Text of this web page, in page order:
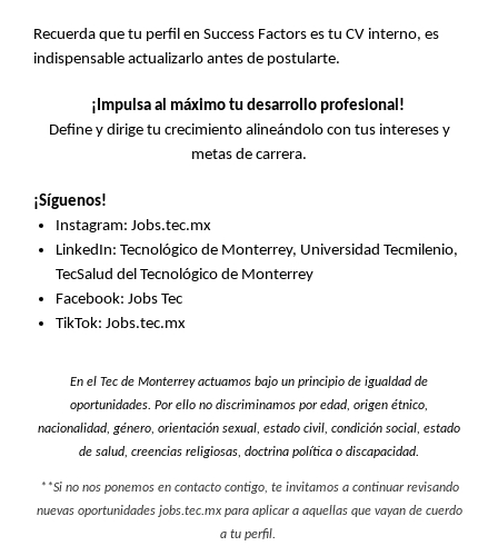
Recuerda que tu perfil en Success Factors es tu CV interno, es
indispensable actualizarlo antes de postularte.
¡Impulsa al máximo tu desarrollo profesional!
Define y dirige tu crecimiento alineándolo con tus intereses y
metas de carrera.
¡Síguenos!
Instagram: Jobs.tec.mx
LinkedIn: Tecnológico de Monterrey, Universidad Tecmilenio,
TecSalud del Tecnológico de Monterrey
Facebook: Jobs Tec
TikTok: Jobs.tec.mx
En el Tec de Monterrey actuamos bajo un principio de igualdad de
oportunidades. Por ello no discriminamos por edad, origen étnico,
nacionalidad, género, orientación sexual, estado civil, condición social, estado
de salud, creencias religiosas, doctrina política o discapacidad.
**Si no nos ponemos en contacto contigo, te invitamos a continuar revisando
nuevas oportunidades jobs.tec.mx para aplicar a aquellas que vayan de cuerdo
a tu perfil.